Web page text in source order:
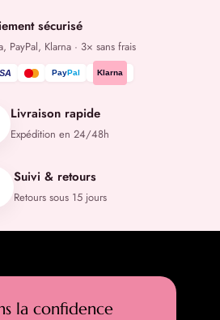
sécurisé
PayPal, Klarna · 3× sans frais
PayPal Klarna
Livraison rapide
Expédition en 24/48h
Suivi & retours
Retours sous 15 jours
la confidence